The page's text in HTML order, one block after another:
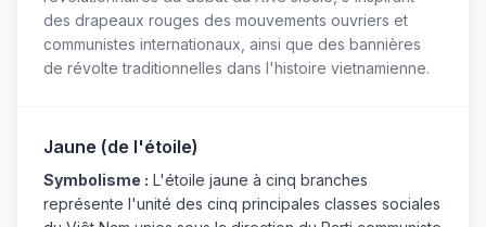
des drapeaux rouges des mouvements ouvriers et
communistes internationaux, ainsi que des bannières
de révolte traditionnelles dans l'histoire vietnamienne.
Jaune (de l'étoile)
Symbolisme : L'étoile jaune à cinq branches
représente l'unité des cinq principales classes sociales